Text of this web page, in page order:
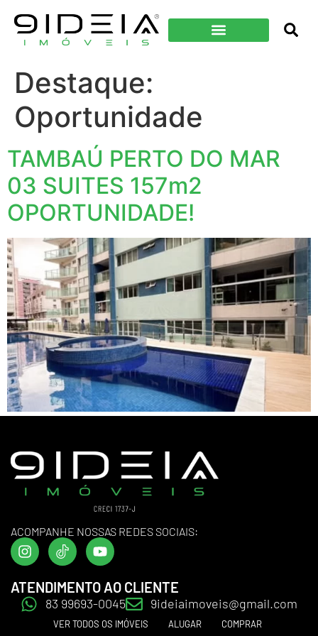
Destaque:
Oportunidade
TAMBAÚ PERTO DO MAR
03 SUITES 157m2
OPORTUNIDADE!
ACOMPANHE NOSSAS REDES SOCIAIS:
ATENDIMENTO AO CLIENTE
83 99693-0045 9ideiaimoveis@gmail.com
VER TODOS OS IMÓVEIS ALUGAR COMPRAR